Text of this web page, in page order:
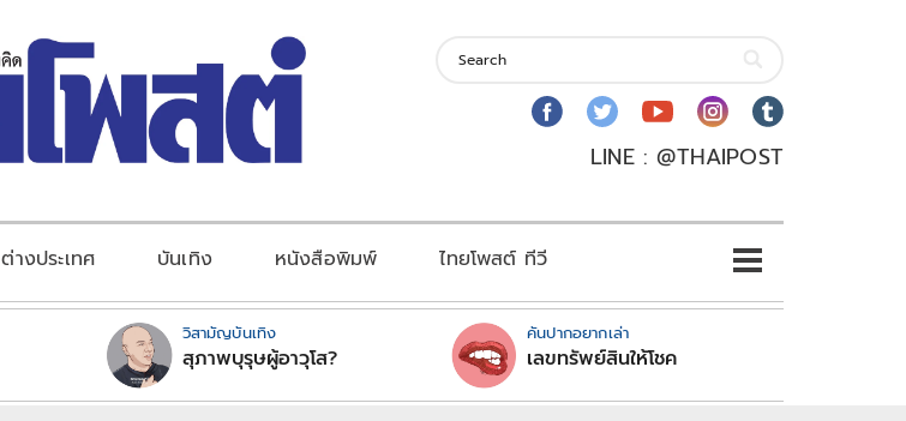
LINE : @THAIPOST
ต่างประเทศ บันเทิง หนังสือพิมพ์ ไทยโพสต์ ทีวี
วิสามัญบันเทิง
สุภาพบุรุษผู้อาวุโส?
คันปากอยากเล่า
เลขทรัพย์สินให้โชค